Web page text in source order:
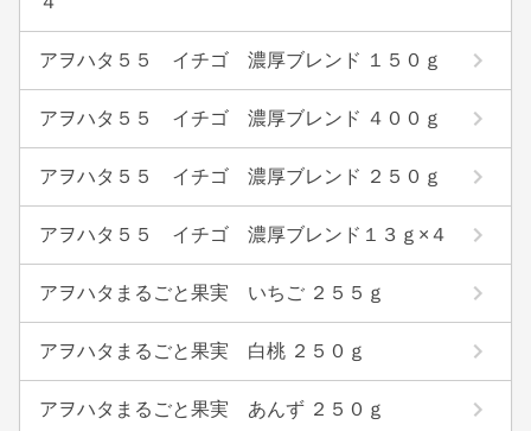
アヲハタ５５ イチゴ 濃厚ブレンド １５０ｇ
アヲハタ５５ イチゴ 濃厚ブレンド ４００ｇ
アヲハタ５５ イチゴ 濃厚ブレンド ２５０ｇ
アヲハタ５５ イチゴ 濃厚ブレンド１３ｇ×４
アヲハタまるごと果実 いちご ２５５ｇ
アヲハタまるごと果実 白桃 ２５０ｇ
アヲハタまるごと果実 あんず ２５０ｇ